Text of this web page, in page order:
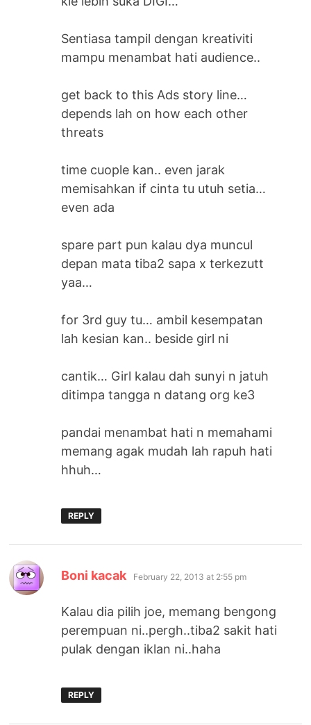
Sentiasa tampil dengan kreativiti
mampu menambat hati audience..
get back to this Ads story line…
depends lah on how each other
threats
time cuople kan.. even jarak
memisahkan if cinta tu utuh setia…
even ada
spare part pun kalau dya muncul
depan mata tiba2 sapa x terkezutt
yaa…
for 3rd guy tu… ambil kesempatan
lah kesian kan.. beside girl ni
cantik… Girl kalau dah sunyi n jatuh
ditimpa tangga n datang org ke3
pandai menambat hati n memahami
memang agak mudah lah rapuh hati
hhuh…
REPLY
Boni kacak says:
February 22, 2013 at 2:55 pm
Kalau dia pilih joe, memang bengong
perempuan ni..pergh..tiba2 sakit hati
pulak dengan iklan ni..haha
REPLY